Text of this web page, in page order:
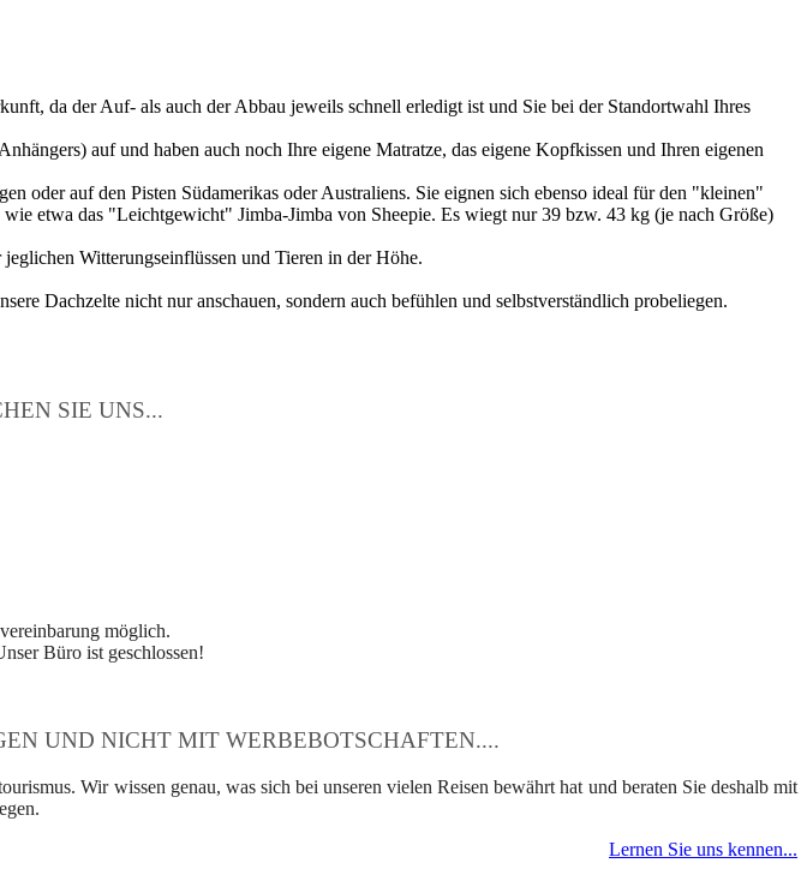
da der Auf- als auch der Abbau jeweils schnell erledigt ist und Sie bei der Standortwahl Ihres
auf und haben auch noch Ihre eigene Matratze, das eigene Kopfkissen und Ihren eigenen
oder auf den Pisten Südamerikas oder Australiens. Sie eignen sich ebenso ideal für den "kleinen"
etwa das "Leichtgewicht" Jimba-Jimba von Sheepie. Es wiegt nur 39 bzw. 43 kg (je nach Größe)
Witterungseinflüssen und Tieren in der Höhe.
Dachzelte nicht nur anschauen, sondern auch befühlen und selbstverständlich probeliegen.
SIE UNS...
möglich.
Büro ist geschlossen!
UND NICHT MIT WERBEBOTSCHAFTEN....
Wir wissen genau, was sich bei unseren vielen Reisen bewährt hat und beraten Sie deshalb mit
Lernen Sie uns kennen...